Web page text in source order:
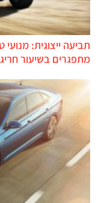
תביעה ייצוגית: מנועי
מתפגרים בשיעור חריג